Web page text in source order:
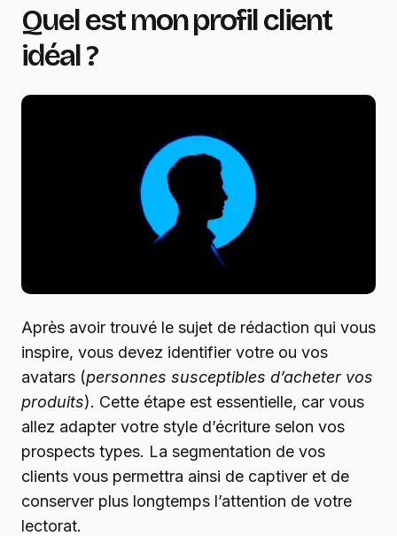
Quel est mon profil client
idéal ?
Après avoir trouvé le sujet de rédaction qui vous
inspire, vous devez identifier votre ou vos
avatars (personnes susceptibles d’acheter vos
produits). Cette étape est essentielle, car vous
allez adapter votre style d’écriture selon vos
prospects types. La segmentation de vos
clients vous permettra ainsi de captiver et de
conserver plus longtemps l’attention de votre
lectorat.